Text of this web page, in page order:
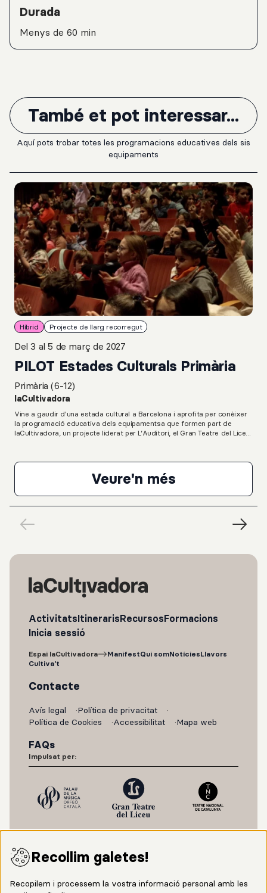
Durada
Menys de 60 min
També et pot interessar...
Aquí pots trobar totes les programacions educatives dels sis
equipaments
Híbrid Projecte de llarg recorregut
Del 3 al 5 de març de 2027
PILOT Estades Culturals Primària
Primària (6-12)
laCultivadora
Vine a gaudir d'una estada cultural a Barcelona i aprofita per conèixer
la programació educativa dels equipamentsa que formen part de
laCultivadora, un projecte liderat per L’Auditori, el Gran Teatre del Liceu,
concerts, fer visites guiades i participar en tallers durant tres dies. Les
estades inclouen les entrades a les activitats, l'allotjament i les dietes
dels tres dies.Calendari d'activitats3 de març: 16 h - Visita al Mercat
de les Flors (opcional) 17 h - Taller de dansa al Teatre
L'Auditori12 h - Taller vinculat a les arts escèniques al Teatre Nacional
de Catalunya (opcional) 16 h - Taller vinculat a les arts escèniques i
l'opera al Liceu (opcional) 5 de març: 10 h - Visita guiada al Palau de la
d'Alberg Xnescat (gestionat per laCultivadora)• transport
allotjament, transport, àpats i la participació a les 6 activitats.
Opcionalment, es poden descartar algunes de les activitats
proposades amb la modificació de preu corresponent.
Veure'n mésPILOT Estades
ActivitatsItinerarisRecursosFormacions
Inicia sessió
Espai laCultivadora ManifestQui somNotíciesLlavors
Cultiva't
Contacte
Avís legal
Política de privacitat
Política de Cookies
Accessibilitat Mapa web
FAQs
Impulsat per:
Recollim galetes!
Recopilem i processem la vostra informació personal amb les